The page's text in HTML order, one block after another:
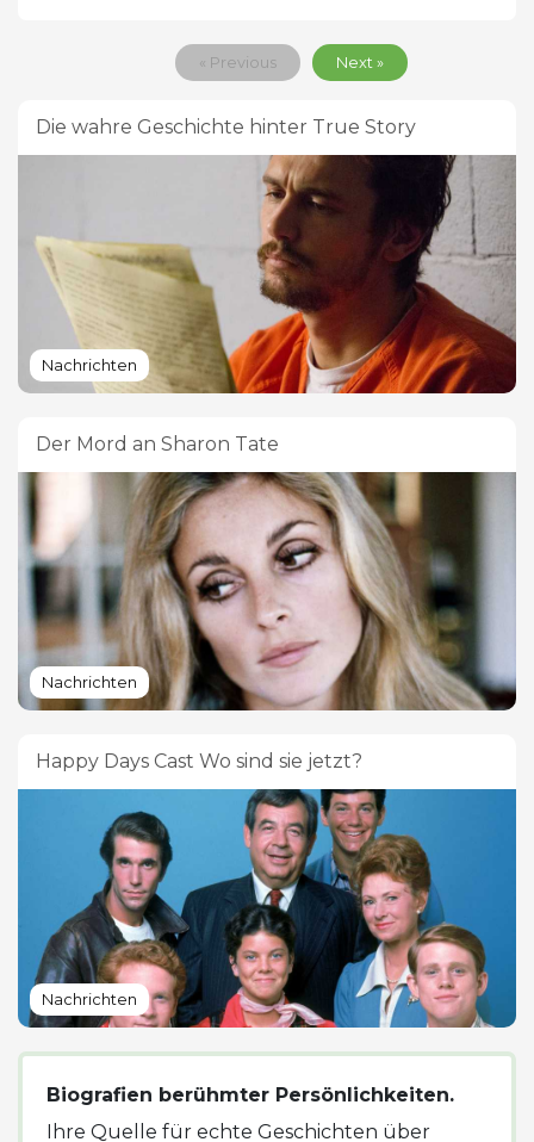
« Previous Next »
Die wahre Geschichte hinter True Story
Nachrichten
Der Mord an Sharon Tate
Nachrichten
Happy Days Cast Wo sind sie jetzt?
Nachrichten
Biografien berühmter Persönlichkeiten.
Ihre Quelle für echte Geschichten über